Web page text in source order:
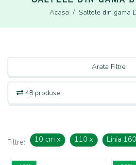
Acasa / Saltele din gama
Arata Filtre
48 produse
Filtre: 10 cm x 110 x Linia